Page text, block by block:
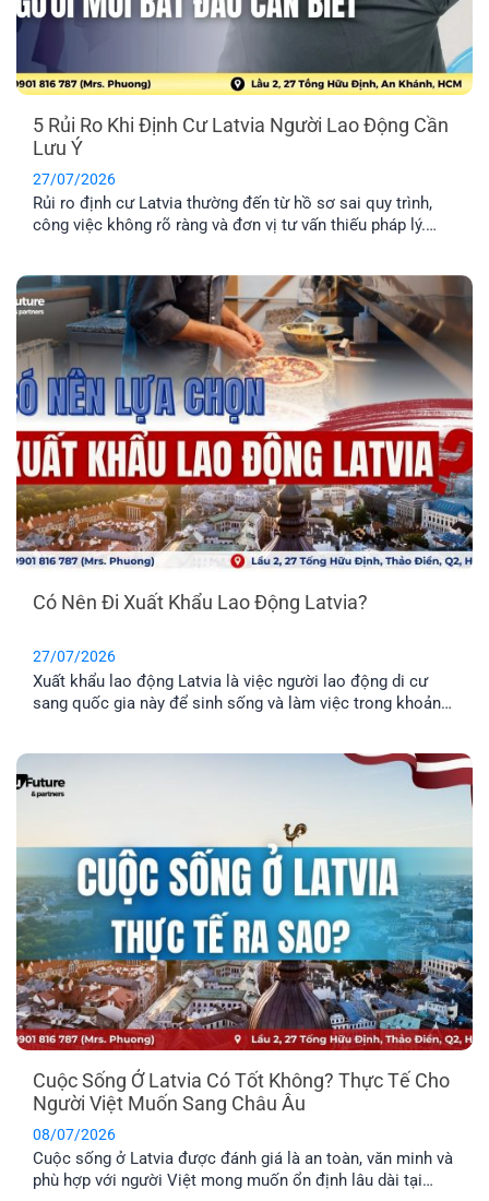
5 Rủi Ro Khi Định Cư Latvia Người Lao Động Cần
Lưu Ý
27/07/2026
Rủi ro định cư Latvia thường đến từ hồ sơ sai quy trình,
công việc không rõ ràng và đơn vị tư vấn thiếu pháp lý.
Có Nên Đi Xuất Khẩu Lao Động Latvia?
27/07/2026
Xuất khẩu lao động Latvia là việc người lao động di cư
sang quốc gia này để sinh sống và làm việc trong khoản
nhu cầu định cư. Vậy đâu mới là phương án định cư cho
cả gia đình tốt nhất? Cùng EFP tìm hiểu qua bài viết dưới
Cuộc Sống Ở Latvia Có Tốt Không? Thực Tế Cho
Người Việt Muốn Sang Châu Âu
08/07/2026
Cuộc sống ở Latvia được đánh giá là an toàn, văn minh và
phù hợp với người Việt mong muốn ổn định lâu dài tại